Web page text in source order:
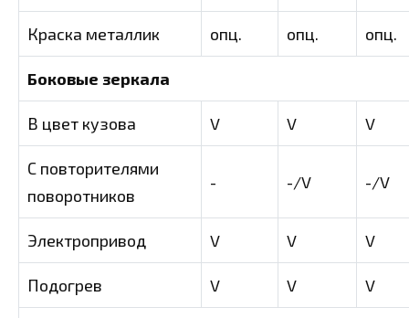
Краска металлик опц. опц. опц.
Боковые зеркала
В цвет кузова V V V
С повторителями
поворотников
- -/V -/V
Электропривод V V V
Подогрев V V V